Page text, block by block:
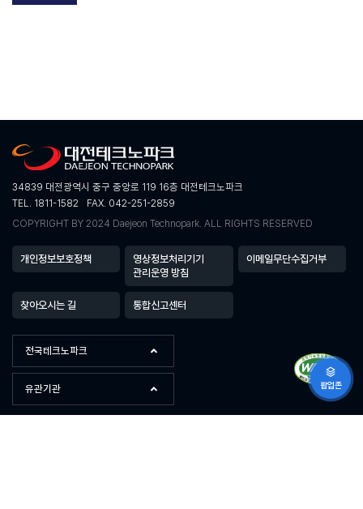
34839 대전광역시 중구 중앙로 119 16층 대전테크노파크
TEL. 1811-1582
FAX. 042-251-2859
COPYRIGHT BY 2024 Daejeon Technopark. ALL RIGHTS RESERVED
전국테크노파크
유관기관
개인정보보호정책
영상정보처리기기
관리운영 방침
이메일무단수집거부
찾아오시는 길 통합신고센터
팝업존